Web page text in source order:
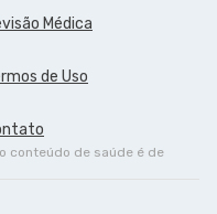
Médica
de Uso
conteúdo de saúde é de